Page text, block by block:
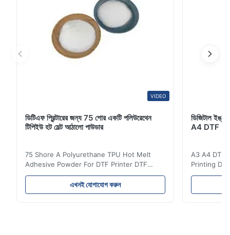
VIDEO
ডিটিএফ প্রিন্টারের জন্য 75 শোর একটি পলিউরেথেন
টিপিইউ হট মেল্ট আঠালো পাউডার
75 Shore A Polyurethane TPU Hot Melt
Adhesive Powder For DTF Printer DTF
Powder Technical Parameters Bonding
Parameters ( reference only) Temperature
110-130℃ Press 0.5-1.5 kg/cm2 Time 8-20
এখনই যোগাযোগ করুন
ডিজিটাল
A4 DTF
A3 A4 DTF
Printing
application
pattern